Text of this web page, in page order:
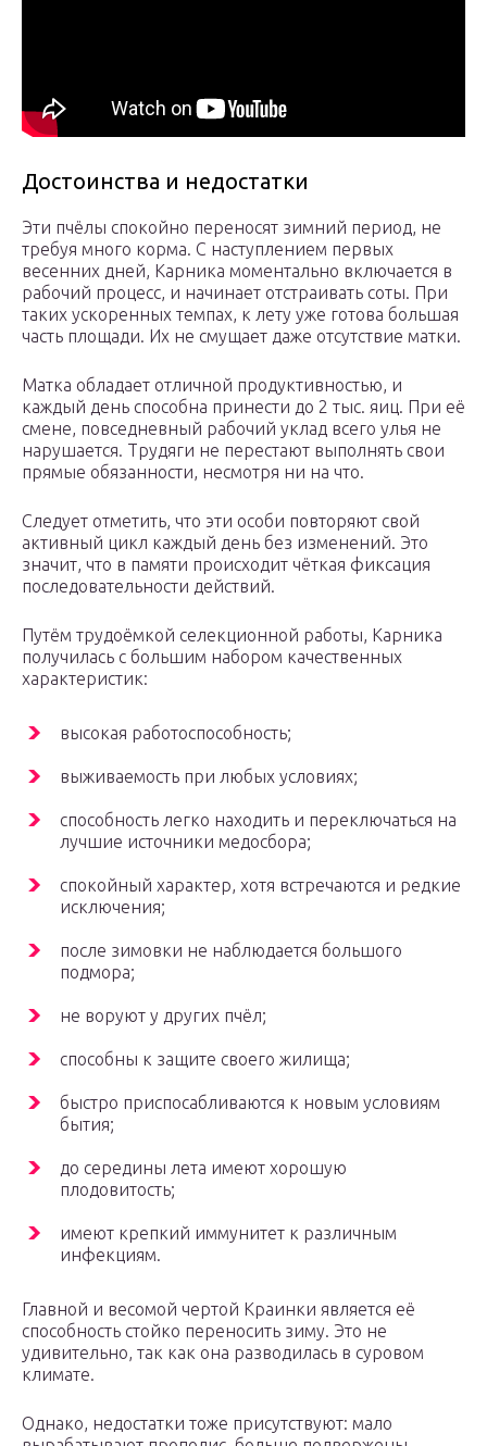
Достоинства и недостатки
Эти пчёлы спокойно переносят зимний период, не
требуя много корма. С наступлением первых
весенних дней, Карника моментально включается в
рабочий процесс, и начинает отстраивать соты. При
таких ускоренных темпах, к лету уже готова большая
часть площади. Их не смущает даже отсутствие матки.
Матка обладает отличной продуктивностью, и
каждый день способна принести до 2 тыс. яиц. При её
смене, повседневный рабочий уклад всего улья не
нарушается. Трудяги не перестают выполнять свои
прямые обязанности, несмотря ни на что.
Следует отметить, что эти особи повторяют свой
активный цикл каждый день без изменений. Это
значит, что в памяти происходит чёткая фиксация
последовательности действий.
Путём трудоёмкой селекционной работы, Карника
получилась с большим набором качественных
характеристик:
высокая работоспособность;
выживаемость при любых условиях;
способность легко находить и переключаться на
лучшие источники медосбора;
спокойный характер, хотя встречаются и редкие
исключения;
после зимовки не наблюдается большого
подмора;
не воруют у других пчёл;
способны к защите своего жилища;
быстро приспосабливаются к новым условиям
бытия;
до середины лета имеют хорошую
плодовитость;
имеют крепкий иммунитет к различным
инфекциям.
Главной и весомой чертой Краинки является её
способность стойко переносить зиму. Это не
удивительно, так как она разводилась в суровом
климате.
Однако, недостатки тоже присутствуют: мало